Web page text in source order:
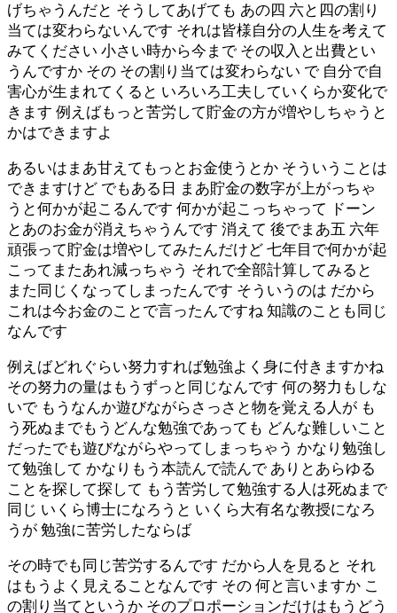
げちゃうんだと そうしてあげても あの四 六と四の割り
当ては変わらないんです それは皆様自分の人生を考えて
みてください 小さい時から今まで その収入と出費とい
うんですか その その割り当ては変わらない で 自分で自
害心が生まれてくると いろいろ工夫していくらか変化で
きます 例えばもっと苦労して貯金の方が増やしちゃうと
かはできますよ
あるいはまあ甘えてもっとお金使うとか そういうことは
できますけど でもある日 まあ貯金の数字が上がっちゃ
うと何かが起こるんです 何かが起こっちゃって ドーン
とあのお金が消えちゃうんです 消えて 後でまあ五 六年
頑張って貯金は増やしてみたんだけど 七年目で何かが起
こってまたあれ減っちゃう それで全部計算してみると
また同じくなってしまったんです そういうのは だから
これは今お金のことで言ったんですね 知識のことも同じ
なんです
例えばどれぐらい努力すれば勉強よく身に付きますかね
その努力の量はもうずっと同じなんです 何の努力もしな
いで もうなんか遊びながらさっさと物を覚える人が も
う死ぬまでもうどんな勉強であっても どんな難しいこと
だったでも遊びながらやってしまっちゃう かなり勉強し
て勉強して かなりもう本読んで読んで ありとあらゆる
ことを探して探して もう苦労して勉強する人は死ぬまで
同じ いくら博士になろうと いくら大有名な教授になろ
うが 勉強に苦労したならば
その時でも同じ苦労するんです だから人を見ると それ
はもうよく見えることなんです その 何と言いますか こ
の割り当てというか そのプロポーションだけはもうどう